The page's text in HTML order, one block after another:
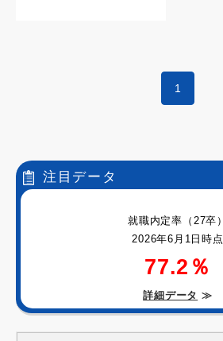
1
注目データ
就職内定率（27卒）
2026年6月1日時点
77.2％
詳細データ ≫